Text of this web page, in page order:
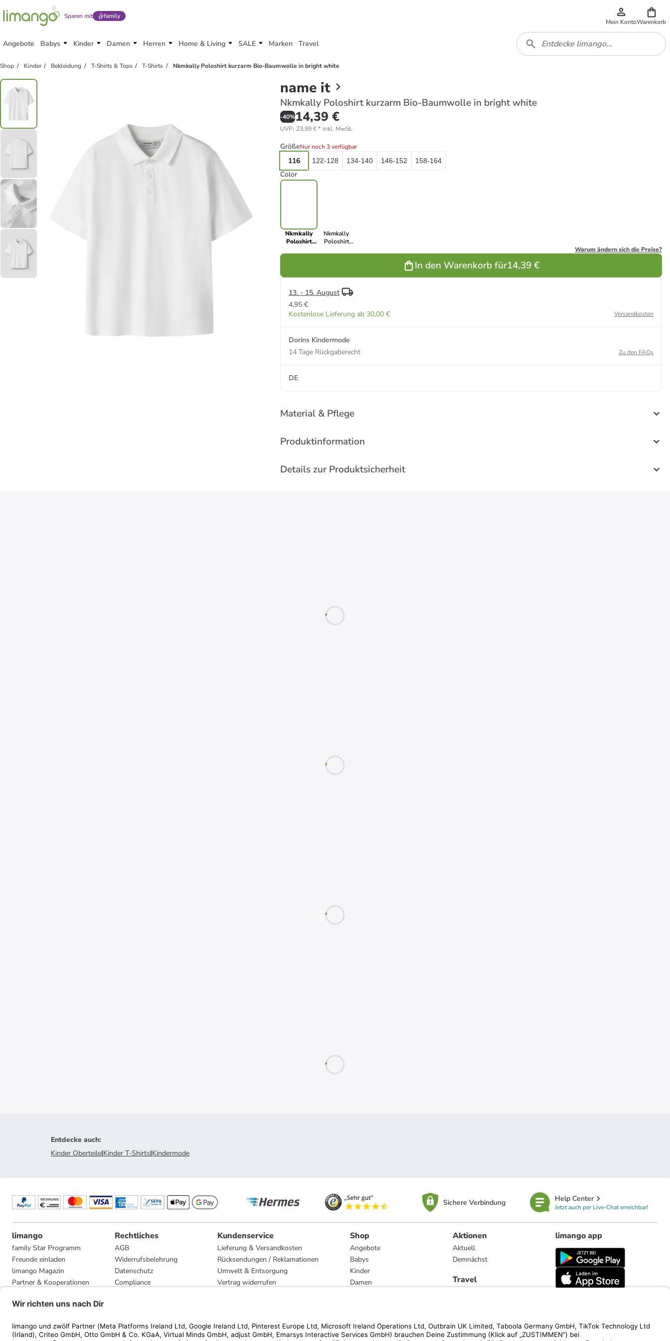
Sparen mit family
Mein KontoWarenkorb
Angebote Babys Kinder Damen Herren Home & Living SALE Marken Travel
Shop Kinder Bekleidung T-Shirts & Tops T-Shirts Nkmkally Poloshirt kurzarm Bio-Baumwolle in bright white
name it
Nkmkally Poloshirt kurzarm Bio-Baumwolle in bright white
-40%14,39 €
UVP: 23,99 €* inkl. MwSt.
GrößeNur noch 3 verfügbar
116
122-128 134-140 146-152 158-164
Color
Nkmkally
Poloshirt
Nkmkally
Poloshirt
Warum ändern sich die Preise?
In den Warenkorb für14,39 €
13. - 15. August
4,95 €
Kostenlose Lieferung ab 30,00 €
Versandkosten
Dorins Kindermode
14 Tage Rückgaberecht
Zu den FAQs
DE
Material & Pflege
Produktinformation
Details zur Produktsicherheit
Entdecke auch:
Kinder Oberteile|Kinder T-Shirts|Kindermode
Sichere Verbindung Help Center
Jetzt auch per Live-Chat erreichbar!
limango
family Star Programm
Freunde einladen
limango Magazin
Partner & Kooperationen
Presse
Rechtliches
AGB
Widerrufsbelehrung
Datenschutz
Compliance
Kundenservice
Lieferung & Versandkosten
Rücksendungen / Reklamationen
Umwelt & Entsorgung
Vertrag widerrufen
Shop
Angebote
Babys
Kinder
Damen
Marken
Aktionen
Aktuell
Demnächst
Travel
limango app